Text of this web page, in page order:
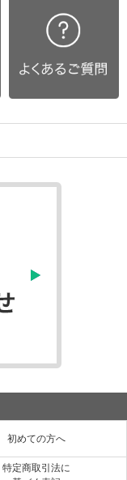
初めての方へ
特定商取引法に